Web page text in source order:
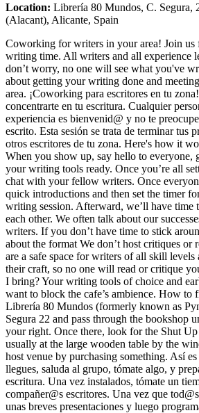
Location: Librería 80 Mundos, C. Segura,
(Alacant), Alicante, Spain
Coworking for writers in your area! Join us
writing time. All writers and all experience
don’t worry, no one will see what you've
about getting your writing done and
area. ¡Coworking para escritores en tu
concentrarte en tu escritura. Cualquier
experiencia es bienvenid@ y no te
escrito. Esta sesión se trata de terminar tus
otros escritores de tu zona. Here's how it
When you show up, say hello to everyone,
your writing tools ready. Once you’re all
chat with your fellow writers. Once
quick introductions and then set the timer
writing session. Afterward, we’ll have time
each other. We often talk about our
writers. If you don’t have time to stick
about the format We don’t host critiques or
are a safe space for writers of all skill levels
their craft, so no one will read or critique
I bring? Your writing tools of choice and
want to block the cafe’s ambience. How to
Librería 80 Mundos (formerly known as
Segura 22 and pass through the bookshop
your right. Once there, look for the Shut
usually at the large wooden table by the
host venue by purchasing something. Así
llegues, saluda al grupo, tómate algo, y
escritura. Una vez instalados, tómate un
compañer@s escritores. Una vez que
unas breves presentaciones y luego